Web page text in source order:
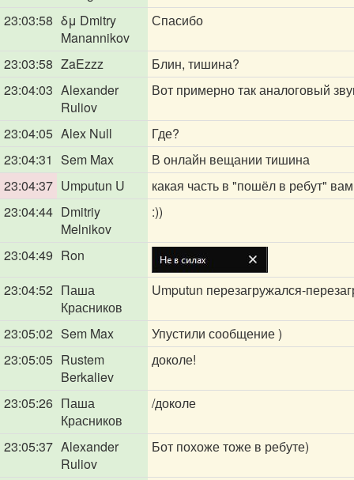
23:03:58 δμ Dmitry
Manannikov
Спасибо
23:03:58 ZaEzzz
Блин, тишина?
23:04:03 Alexander
Ruliov
Вот примерно так аналоговый
23:04:05 Alex Null
Где?
23:04:31 Sem Max
В онлайн вещании тишина
23:04:37 Umputun U
какая часть в "пошёл в ребут"
23:04:44 Dmitriy
Melnikov
:))
23:04:49 Ron
23:04:52 Паша
Красников
Umputun перезагружался-
23:05:02 Sem Max
Упустили сообщение )
23:05:05 Rustem
Berkaliev
доколе!
23:05:26 Паша
Красников
/доколе
23:05:37 Alexander
Ruliov
Бот похоже тоже в ребуте)